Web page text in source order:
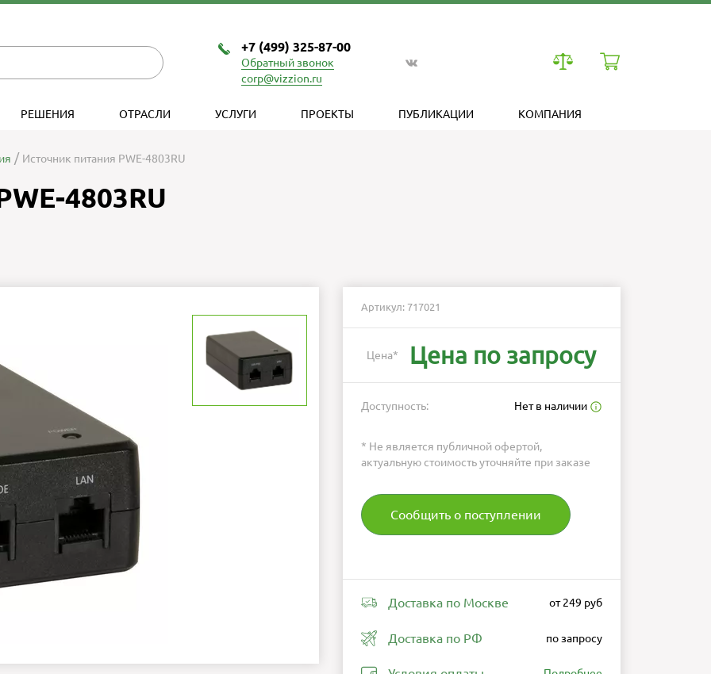
+7 (499) 325-87-00
Обратный звонок
corp@vizzion.ru
РЕШЕНИЯ ОТРАСЛИ УСЛУГИ ПРОЕКТЫ ПУБЛИКАЦИИ КОМПАНИЯ
Источник питания PWE-4803RU
4803RU
Артикул: 717021
Цена* Цена по запросу
Доступность: Нет в наличии
* Не является публичной офертой,
актуальную стоимость уточняйте при заказе
Сообщить о поступлении
Доставка по Москве от 249 руб
Доставка по РФ по запросу